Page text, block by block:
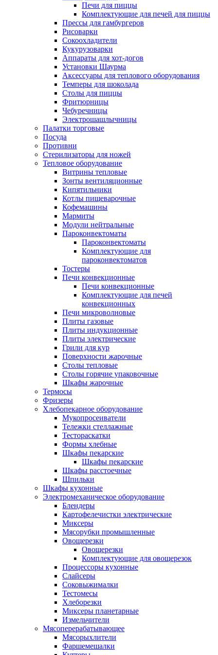
Печи для пиццы
Комплектующие для печей для пиццы
Прессы для гамбургеров
Рисоварки
Сокоохладители
Кукурузоварки
Аппараты для хот-догов
Установки Шаурма
Аксессуары для теплового оборудования
Темперы для шоколада
Столы для пиццы
Фритюрницы
Чебуречницы
Электрошашлычницы
Палатки торговые
Посуда
Противни
Стерилизаторы для ножей
Тепловое оборудование
Витрины тепловые
Зонты вентиляционные
Кипятильники
Котлы пищеварочные
Кофемашины
Мармиты
Модули нейтральные
Пароконвектоматы
Пароконвектоматы
Комплектующие для
пароконвектоматов
Тостеры
Печи конвекционные
Печи конвекционные
Комплектующие для печей
конвекционных
Печи микроволновые
Плиты газовые
Плиты индукционные
Плиты электрические
Грили для кур
Поверхности жарочные
Столы тепловые
Столы горячие упаковочные
Шкафы жарочные
Термосы
Фризеры
Хлебопекарное оборудование
Мукопросеиватели
Тележки стеллажные
Тестораскатки
Формы хлебные
Шкафы пекарские
Шкафы пекарские
Шкафы расстоечные
Шпильки
Шкафы кухонные
Электромеханическое оборудование
Блендеры
Картофелечистки электрические
Миксеры
Мясорубки промышленные
Овощерезки
Овощерезки
Комплектующие для овощерезок
Процессоры кухонные
Слайсеры
Соковыжималки
Тестомесы
Хлеборезки
Миксеры планетарные
Измельчители
Мясоперерабатывающее
Мясорыхлители
Фаршемешалки